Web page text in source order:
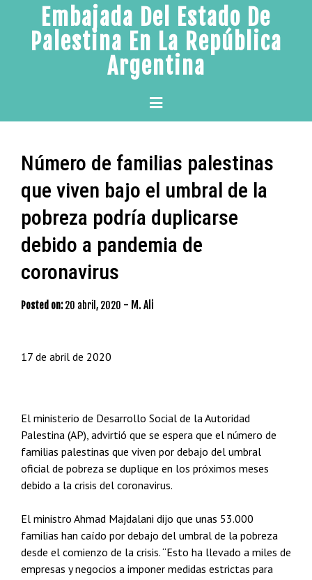
content
Embajada Del Estado De
Palestina En La República
Argentina
Primary
Menu
Número de familias palestinas
que viven bajo el umbral de la
pobreza podría duplicarse
debido a pandemia de
coronavirus
Posted on: 20 abril, 2020 - M. Ali
17 de abril de 2020
El ministerio de Desarrollo Social de la Autoridad
Palestina (AP), advirtió que se espera que el número de
familias palestinas que viven por debajo del umbral
oficial de pobreza se duplique en los próximos meses
debido a la crisis del coronavirus.
El ministro Ahmad Majdalani dijo que unas 53.000
familias han caído por debajo del umbral de la pobreza
desde el comienzo de la crisis. “Esto ha llevado a miles de
empresas y negocios a imponer medidas estrictas para